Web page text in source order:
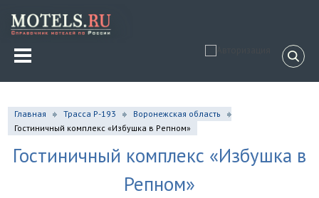
Главная Трасса Р-193
Воронежская область
Гостиничный комплекс «Избушка в Репном»
Гостиничный комплекс «Избушка в
Репном»